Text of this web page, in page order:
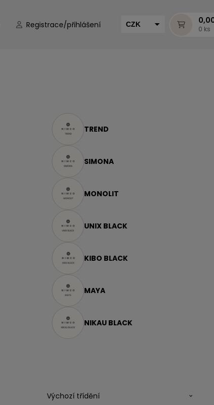
Registrace/přihlášení CZK
0 ks
TREND
SIMONA
MONOLIT
UNIX BLACK
KIBO BLACK
MAYA
NIKAU BLACK